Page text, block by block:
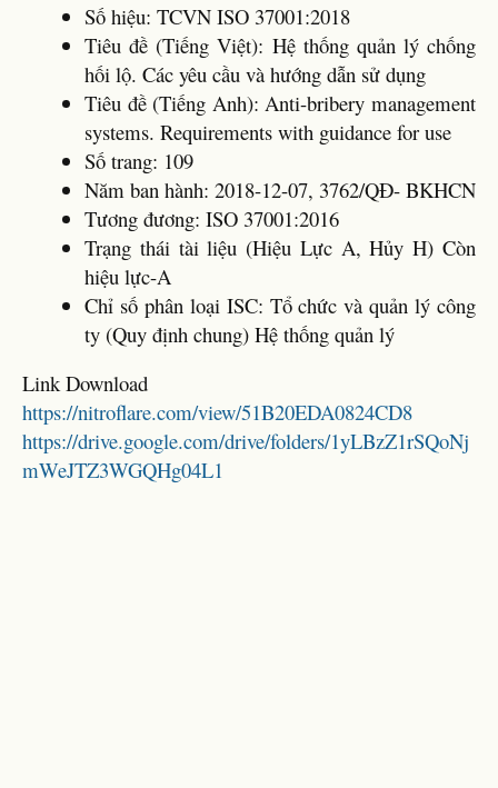
Số hiệu: TCVN ISO 37001:2018
Tiêu đề (Tiếng Việt): Hệ thống quản lý chống
hối lộ. Các yêu cầu và hướng dẫn sử dụng
Tiêu đề (Tiếng Anh): Anti-bribery management
systems. Requirements with guidance for use
Số trang: 109
Năm ban hành: 2018-12-07, 3762/QĐ- BKHCN
Tương đương: ISO 37001:2016
Trạng thái tài liệu (Hiệu Lực A, Hủy H) Còn
hiệu lực-A
Chỉ số phân loại ISC: Tổ chức và quản lý công
ty (Quy định chung) Hệ thống quản lý
Link Download
https://nitroflare.com/view/51B20EDA0824CD8
https://drive.google.com/drive/folders/1yLBzZ1rSQoNj
mWeJTZ3WGQHg04L1